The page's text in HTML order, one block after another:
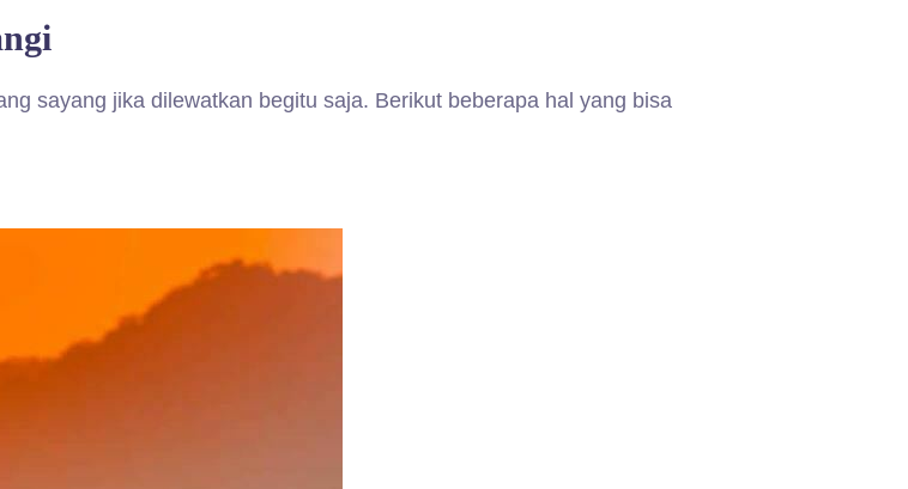
sayang jika dilewatkan begitu saja. Berikut beberapa hal yang bisa